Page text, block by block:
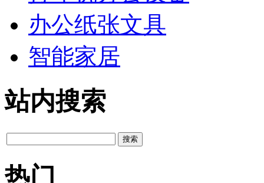
办公纸张文具
智能家居
站内搜索
热门